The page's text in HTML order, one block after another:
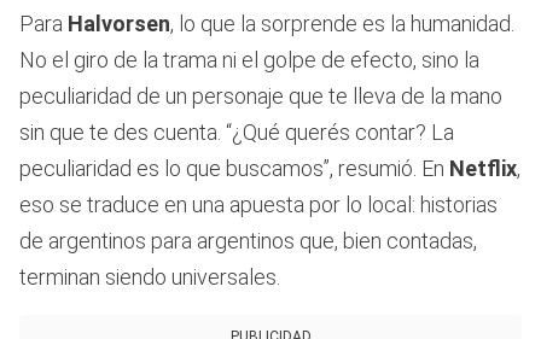
Para Halvorsen, lo que la sorprende es la humanidad.
No el giro de la trama ni el golpe de efecto, sino la
peculiaridad de un personaje que te lleva de la mano
sin que te des cuenta. “¿Qué querés contar? La
peculiaridad es lo que buscamos”, resumió. En Netflix,
eso se traduce en una apuesta por lo local: historias
de argentinos para argentinos que, bien contadas,
terminan siendo universales.